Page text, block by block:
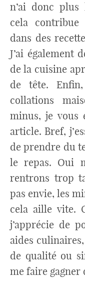
n’ai donc plus
cela
dans des
J’ai également
de la cuisine
de tête.
collations
minus, je vous
article. Bref,
de prendre du
le repas. Oui
rentrons trop
pas envie, les
cela aille vite.
j’apprécie de
aides
de qualité ou
me faire